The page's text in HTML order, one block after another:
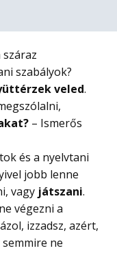
száraz
szabályok?
veled.
– Ismerős
és a nyelvtani
jobb lenne
vagy játszani.
végezni a
izzadsz, azért,
ne